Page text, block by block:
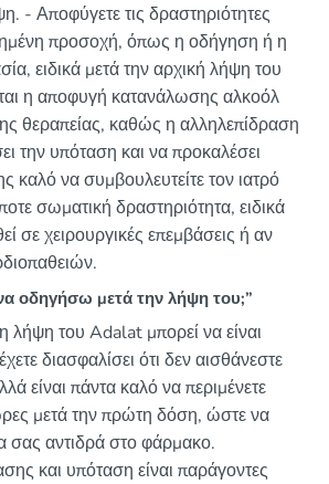
- Αποφύγετε τις δραστηριότητες
προσοχή, όπως η οδήγηση ή η
ειδικά μετά την αρχική λήψη του
η αποφυγή κατανάλωσης αλκοόλ
θεραπείας, καθώς η αλληλεπίδραση
την υπόταση και να προκαλέσει
καλό να συμβουλευτείτε τον ιατρό
σωματική δραστηριότητα, ειδικά
σε χειρουργικές επεμβάσεις ή αν
οδηγήσω μετά την λήψη του;”
λήψη του Adalat μπορεί να είναι
διασφαλίσει ότι δεν αισθάνεστε
είναι πάντα καλό να περιμένετε
μετά την πρώτη δόση, ώστε να
σας αντιδρά στο φάρμακο.
και υπόταση είναι παράγοντες